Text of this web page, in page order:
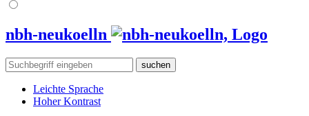
nbh-neukoelln
Leichte Sprache
Hoher Kontrast